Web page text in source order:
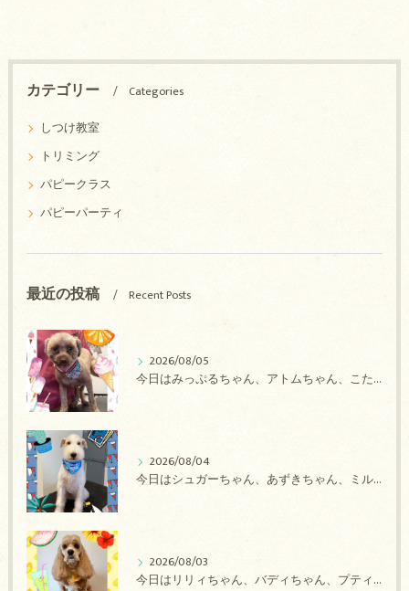
カテゴリー
Categories
しつけ教室
トリミング
パピークラス
パピーパーティ
最近の投稿 Recent Posts
2026/08/05
今日はみっぷるちゃん、アトムちゃん、こたろうちゃん、ルルちゃん、アンジュちゃん、がぶちゃんのトリミングの紹介です【奈良のエース動物病院】
2026/08/04
今日はシュガーちゃん、あずきちゃん、ミルキーちゃん、コロンちゃん、ココちゃんのトリミングの紹介です【奈良のエース動物病院】
2026/08/03
今日はリリィちゃん、バディちゃん、プティちゃん、ナッツちゃん、レンちゃんのトリミングの紹介です【奈良のエース動物病院】